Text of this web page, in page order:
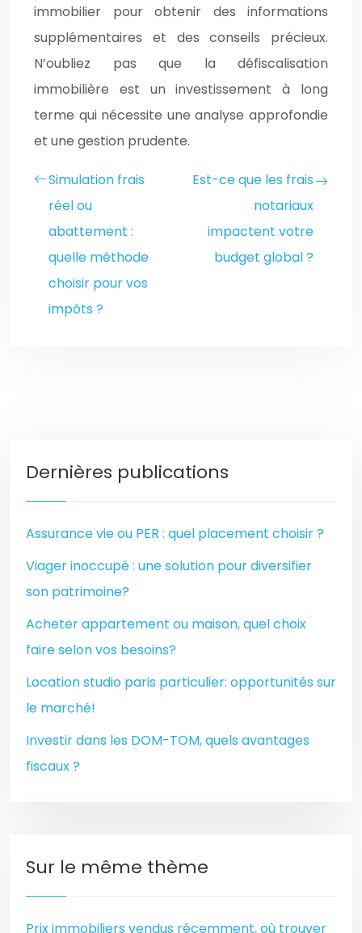
immobilier pour obtenir des informations
supplémentaires et des conseils précieux.
N’oubliez pas que la défiscalisation
immobilière est un investissement à long
terme qui nécessite une analyse approfondie
et une gestion prudente.
Simulation frais
réel ou
abattement :
quelle méthode
choisir pour vos
impôts ?
Est-ce que les frais
notariaux
impactent votre
budget global ?
Dernières publications
Assurance vie ou PER : quel placement choisir ?
Viager inoccupé : une solution pour diversifier
son patrimoine?
Acheter appartement ou maison, quel choix
faire selon vos besoins?
Location studio paris particulier: opportunités sur
le marché!
Investir dans les DOM-TOM, quels avantages
fiscaux ?
Sur le même thème
Prix immobiliers vendus récemment, où trouver